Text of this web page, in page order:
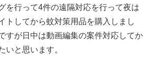
を行って4件の遠隔対応を行って夜は
トしてから蚊対策用品を購入しまし
すが日中は動画編集の案件対応してか
いと思います。